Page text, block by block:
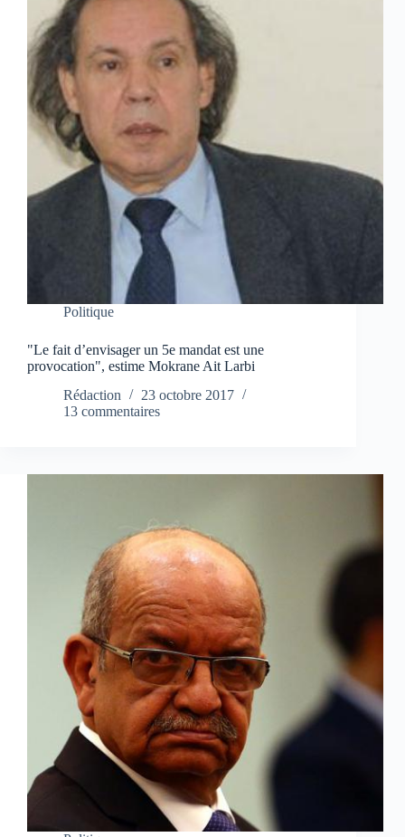
Politique
"Le fait d’envisager un 5e mandat est une
provocation", estime Mokrane Ait Larbi
Rédaction
23 octobre 2017
13 commentaires